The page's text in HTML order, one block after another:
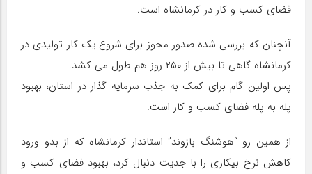
فضای کسب و کار در کرمانشاه است.
آنچنان که بررسی شده صدور مجوز برای شروع یک کار تولیدی در
کرمانشاه گاهی تا بیش از ۲۵۰ روز هم طول می کشد.
پس اولین گام برای کمک به جذب سرمایه گذار در استان، بهبود
پله به پله فضای کسب و کار است.
از همین رو “هوشنگ بازوند” استاندار کرمانشاه که از بدو ورود
کاهش نرخ بیکاری را با جدیت دنبال کرد، بهبود فضای کسب و